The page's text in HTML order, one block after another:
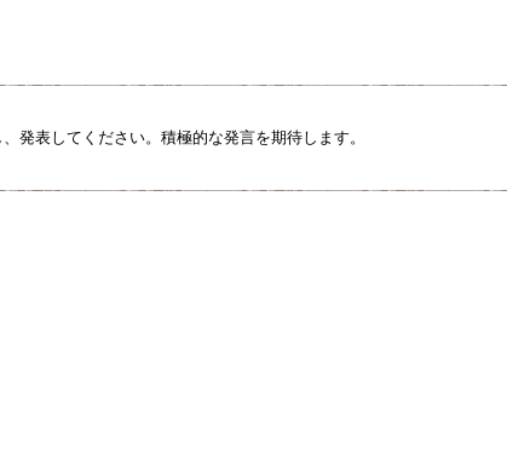
発表してください。積極的な発言を期待します。